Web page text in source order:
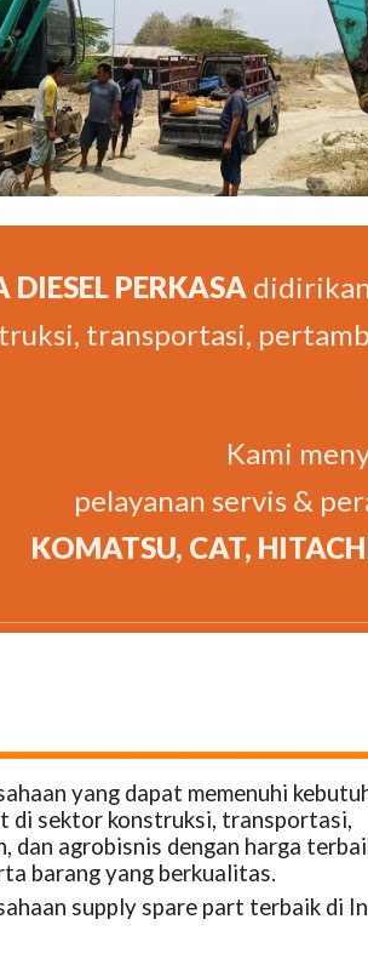
DIESEL PERKASA
transportasi,
Kami
pelayanan servis &
KOMATSU, CAT,
yang dapat memenuhi
di sektor konstruksi, transportasi,
dan agrobisnis dengan harga
barang yang berkualitas.
supply spare part terbaik di